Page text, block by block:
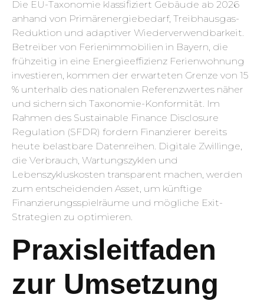
Die EU-Taxonomie klassifiziert Gebäude ab 2026
anhand von Primärenergiebedarf, Treibhausgas-
Reduktion und adaptiver Wiederverwendbarkeit.
Betreiber von Ferienimmobilien in Bayern, die
frühzeitig in eine Energieeffizienz Ferienwohnung
investieren, kommen der erwarteten Grenze von 15
% unterhalb des nationalen Referenzwertes näher
und sichern sich Taxonomie-Konformität. Im
Rahmen des Sustainable Finance Disclosure
Regulation (SFDR) fordern Finanzierer bereits
heute belastbare Datenreihen. Digitale Zwillinge,
die Verbrauch, Wartungszyklen und
Lebenszykluskosten transparent machen, werden
zum entscheidenden Asset, um künftige
Finanzierungsspielräume und mögliche Exit-
Strategien zu optimieren.
Praxisleitfaden
zur Umsetzung